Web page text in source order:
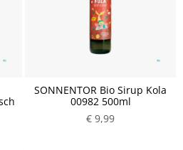
SONNENTOR Bio Sirup Kola
00982 500ml
€ 9,99